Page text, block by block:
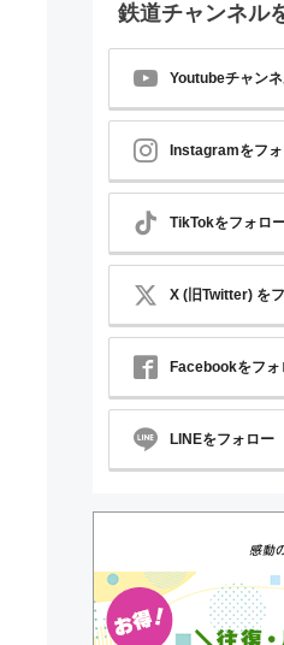
鉄道チャンネル
Youtubeチャン
Instagramをフ
TikTokをフォロ
X (旧Twitter) を
Facebookをフォ
LINEをフォロー